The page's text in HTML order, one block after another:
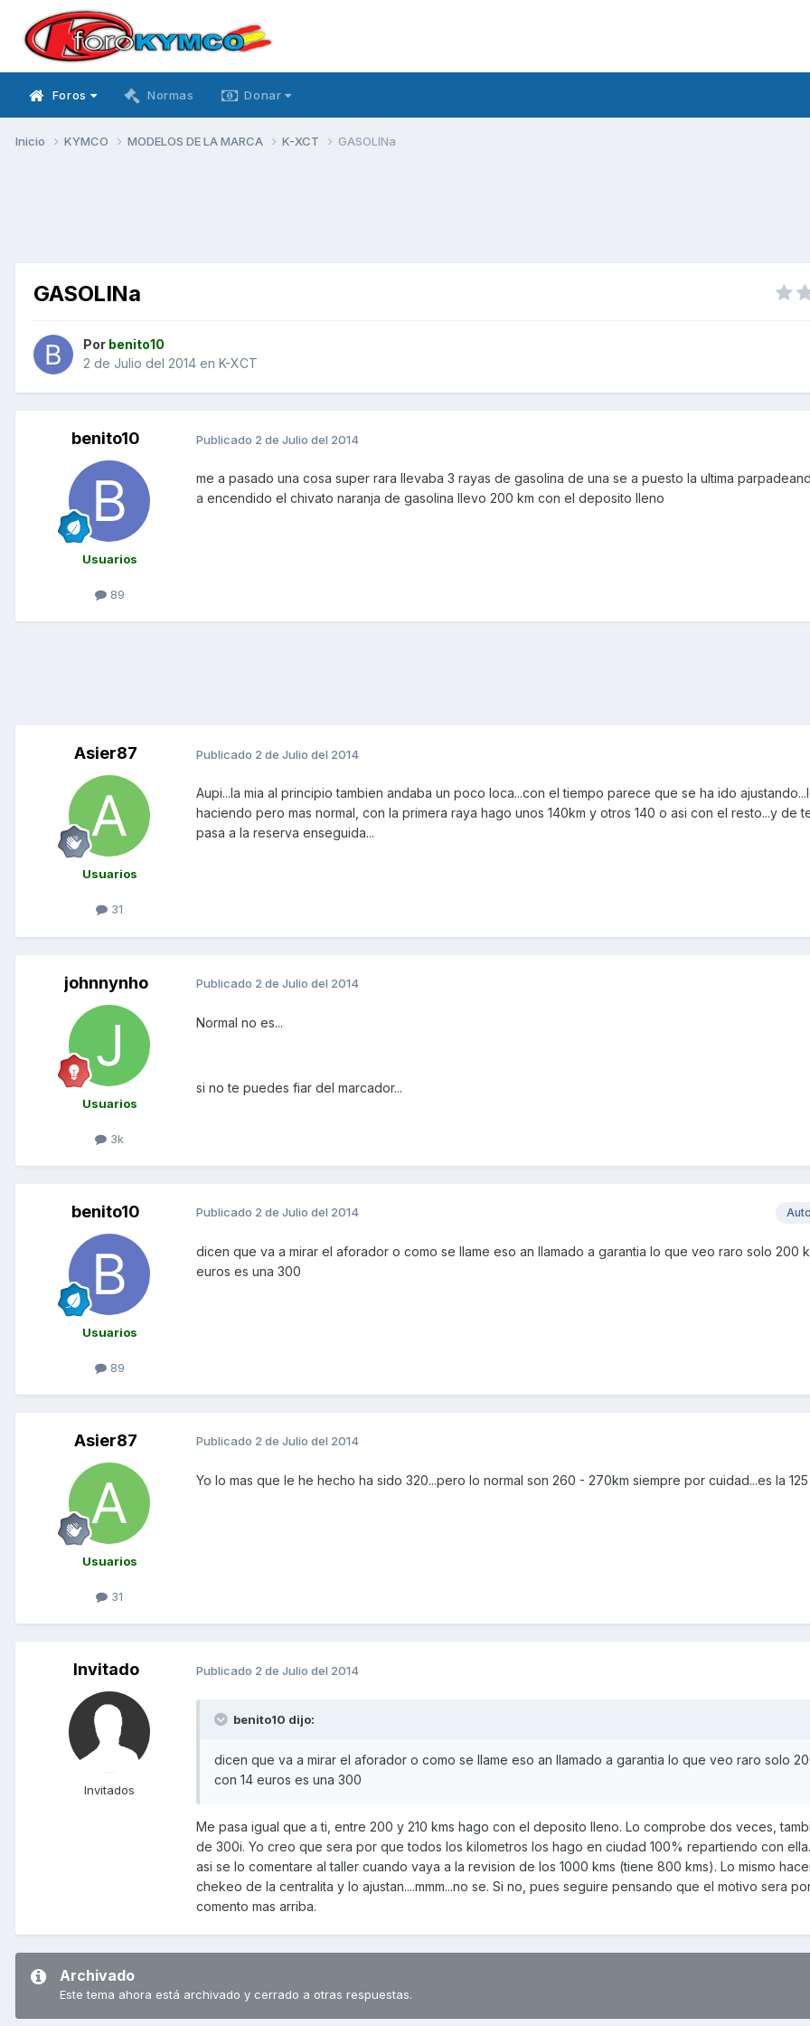
Foros Normas Donar
Inicio KYMCO MODELOS DE LA MARCA K-XCT GASOLINa
GASOLINa
Por benito10
2 de Julio del 2014 en K-XCT
benito10
Usuarios
89
Publicado 2 de Julio del 2014
me a pasado una cosa super rara llevaba 3 rayas de gasolina de una se a puesto la ultima
a encendido el chivato naranja de gasolina llevo 200 km con el deposito lleno
Asier87
Usuarios
31
Publicado 2 de Julio del 2014
Aupi...la mia al principio tambien andaba un poco loca...con el tiempo parece que se ha ido
haciendo pero mas normal, con la primera raya hago unos 140km y otros 140 o asi con el resto...y de
pasa a la reserva enseguida...
johnnynho
Usuarios
3k
Publicado 2 de Julio del 2014
Normal no es...
si no te puedes fiar del marcador...
benito10
Usuarios
89
Publicado 2 de Julio del 2014
dicen que va a mirar el aforador o como se llame eso an llamado a garantia lo que veo raro solo 200
euros es una 300
Asier87
Usuarios
31
Publicado 2 de Julio del 2014
Yo lo mas que le he hecho ha sido 320...pero lo normal son 260 - 270km siempre por cuidad...es la 125
Invitado
Invitados
Publicado 2 de Julio del 2014
benito10 dijo:
dicen que va a mirar el aforador o como se llame eso an llamado a garantia lo que veo raro solo
con 14 euros es una 300
Me pasa igual que a ti, entre 200 y 210 kms hago con el deposito lleno. Lo comprobe dos veces,
de 300i. Yo creo que sera por que todos los kilometros los hago en ciudad 100% repartiendo con
asi se lo comentare al taller cuando vaya a la revision de los 1000 kms (tiene 800 kms). Lo mismo
chekeo de la centralita y lo ajustan....mmm...no se. Si no, pues seguire pensando que el motivo sera
comento mas arriba.
Archivado
Este tema ahora está archivado y cerrado a otras respuestas.